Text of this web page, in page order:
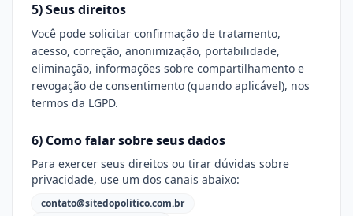
5) Seus direitos
Você pode solicitar confirmação de tratamento,
acesso, correção, anonimização, portabilidade,
eliminação, informações sobre compartilhamento e
revogação de consentimento (quando aplicável), nos
termos da LGPD.
6) Como falar sobre seus dados
Para exercer seus direitos ou tirar dúvidas sobre
privacidade, use um dos canais abaixo:
contato@sitedopolitico.com.br